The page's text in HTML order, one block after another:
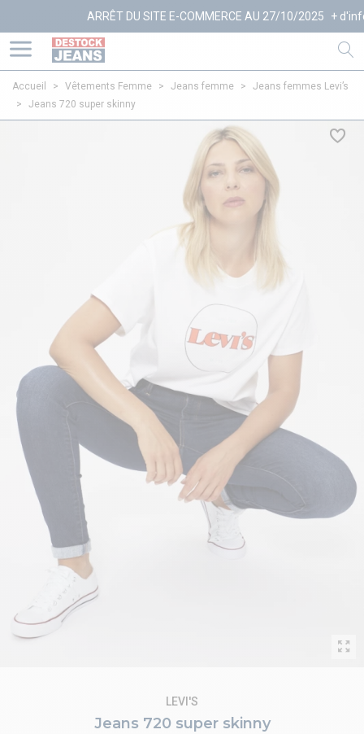
ARRÊT DU SITE E-COMMERCE AU 27/10/2025 + d'infos
Accueil > Vêtements Femme > Jeans femme >
Jeans femmes Levi’s
>
Jeans 720 super skinny
Jeans 720 super skinny
LEVI'S